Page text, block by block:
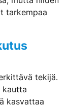
tarkempaa
tekijä.
kautta
kasvattaa